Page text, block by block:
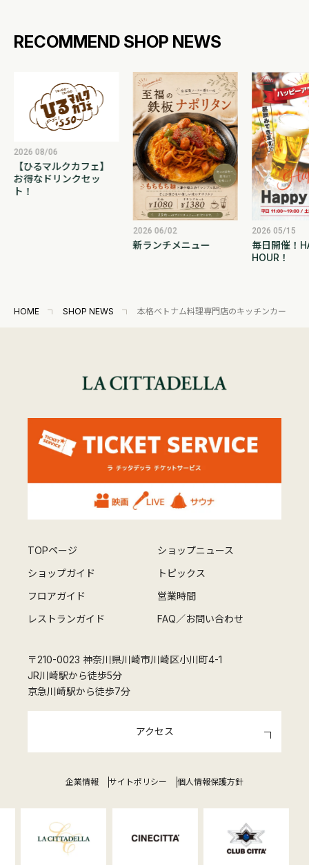
RECOMMEND SHOP NEWS
2026 08/06
【ひるマルクカフェ】
お得なドリンクセッ
ト！
2026 06/02
新ランチメニュー
2026 05/15
毎日開催！
HOUR！
HOME SHOP NEWS 本格ベトナム料理専門店のキッチンカー
TOPページ
ショップニュース
ショップガイド
トピックス
フロアガイド
営業時間
レストランガイド
FAQ／お問い合わせ
〒210-0023 神奈川県川崎市川崎区小川町4-1
JR川崎駅から徒歩5分
京急川崎駅から徒歩7分
アクセス
企業情報 サイトポリシー 個人情報保護方針